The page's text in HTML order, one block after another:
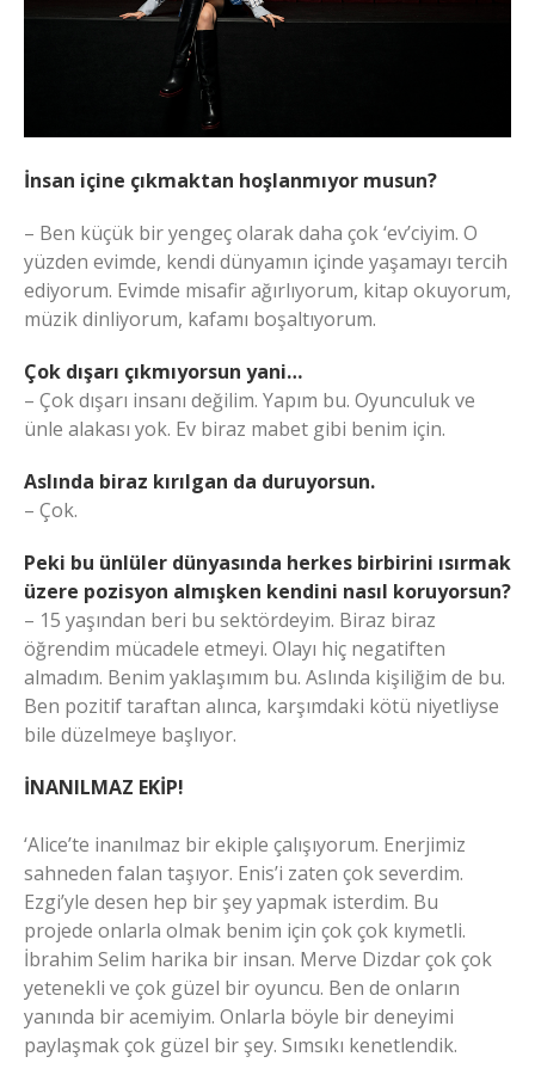
İnsan içine çıkmaktan hoşlanmıyor musun?
– Ben küçük bir yengeç olarak daha çok ‘ev’ciyim. O
yüzden evimde, kendi dünyamın içinde yaşamayı tercih
ediyorum. Evimde misafir ağırlıyorum, kitap okuyorum,
müzik dinliyorum, kafamı boşaltıyorum.
Çok dışarı çıkmıyorsun yani…
– Çok dışarı insanı değilim. Yapım bu. Oyunculuk ve
ünle alakası yok. Ev biraz mabet gibi benim için.
Aslında biraz kırılgan da duruyorsun.
– Çok.
Peki bu ünlüler dünyasında herkes birbirini ısırmak
üzere pozisyon almışken kendini nasıl koruyorsun?
– 15 yaşından beri bu sektördeyim. Biraz biraz
öğrendim mücadele etmeyi. Olayı hiç negatiften
almadım. Benim yaklaşımım bu. Aslında kişiliğim de bu.
Ben pozitif taraftan alınca, karşımdaki kötü niyetliyse
bile düzelmeye başlıyor.
İNANILMAZ EKİP!
‘Alice’te inanılmaz bir ekiple çalışıyorum. Enerjimiz
sahneden falan taşıyor. Enis’i zaten çok severdim.
Ezgi’yle desen hep bir şey yapmak isterdim. Bu
projede onlarla olmak benim için çok çok kıymetli.
İbrahim Selim harika bir insan. Merve Dizdar çok çok
yetenekli ve çok güzel bir oyuncu. Ben de onların
yanında bir acemiyim. Onlarla böyle bir deneyimi
paylaşmak çok güzel bir şey. Sımsıkı kenetlendik.